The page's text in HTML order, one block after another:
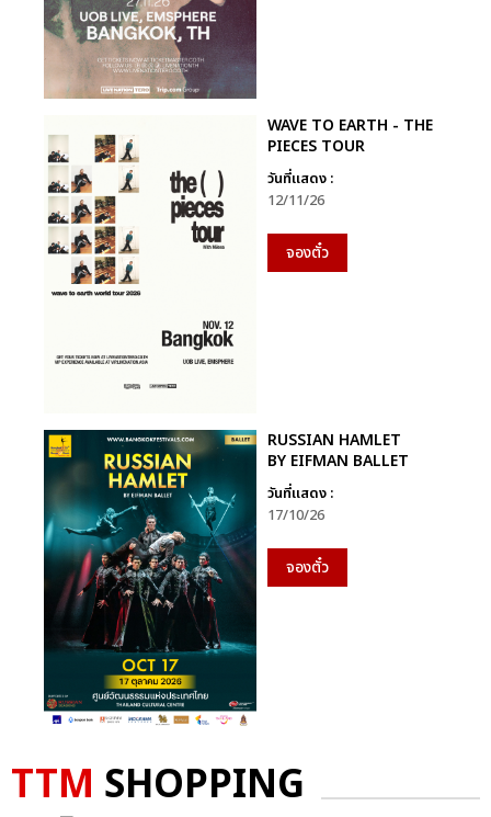
WAVE TO EARTH - THE
PIECES TOUR
วันที่แสดง :
12/11/26
จองตั๋ว
RUSSIAN HAMLET
BY EIFMAN BALLET
วันที่แสดง :
17/10/26
จองตั๋ว
TTM SHOPPING